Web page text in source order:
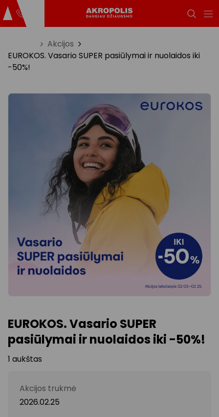
Akcijos
EUROKOS. Vasario SUPER pasiūlymai ir nuolaidos iki
-50%!
EUROKOS. Vasario SUPER
pasiūlymai ir nuolaidos iki -50%!
1 aukštas
Akcijos trukmė
2026.02.25